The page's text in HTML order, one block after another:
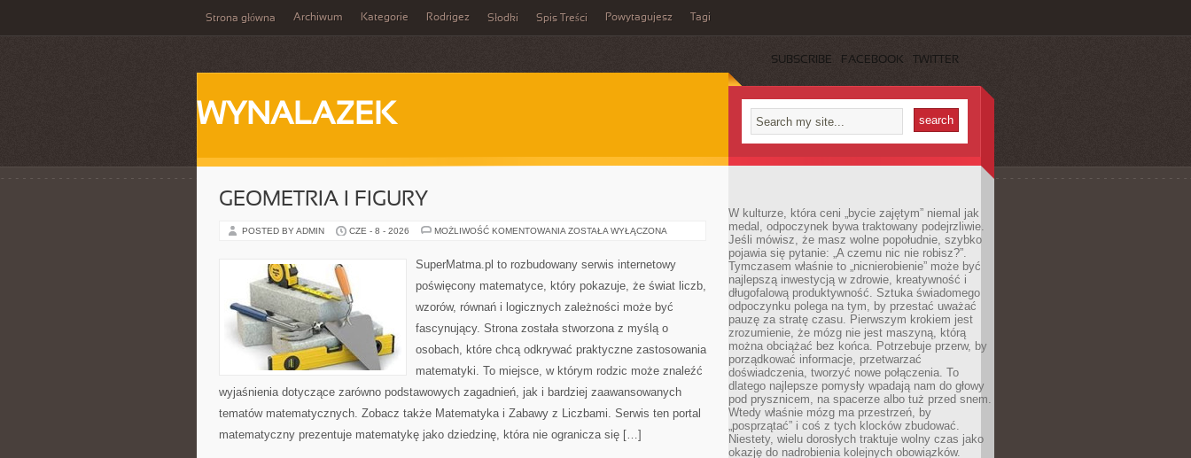
Strona główna Archiwum Kategorie Rodrigez Słodki Spis Treści Powytagujesz Tagi
SUBSCRIBE FACEBOOK TWITTER
WYNALAZEK
GEOMETRIA I FIGURY
POSTED BY ADMIN CZE - 8 - 2026 MOŻLIWOŚĆ KOMENTOWANIA GEOMETRIA
ZOSTAŁA WYŁĄCZONA
SuperMatma.pl to rozbudowany serwis internetowy
poświęcony matematyce, który pokazuje, że świat liczb,
wzorów, równań i logicznych zależności może być
fascynujący. Strona została stworzona z myślą o
osobach, które chcą odkrywać praktyczne zastosowania
matematyki. To miejsce, w którym rodzic może znaleźć
wyjaśnienia dotyczące zarówno podstawowych zagadnień, jak i bardziej zaawansowanych
tematów matematycznych. Zobacz także Matematyka i Zabawy z Liczbami. Serwis ten portal
matematyczny prezentuje matematykę jako dziedzinę, która nie ogranicza się […]
W kulturze, która ceni „bycie zajętym” niemal jak
medal, odpoczynek bywa traktowany podejrzliwie.
Jeśli mówisz, że masz wolne popołudnie, szybko
pojawia się pytanie: „A czemu nic nie robisz?”.
Tymczasem właśnie to „nicnierobienie” może być
najlepszą inwestycją w zdrowie, kreatywność i
długofalową produktywność. Sztuka świadomego
odpoczynku polega na tym, by przestać uważać
pauzę za stratę czasu. Pierwszym krokiem jest
zrozumienie, że mózg nie jest maszyną, którą
można obciążać bez końca. Potrzebuje przerw, by
porządkować informacje, przetwarzać
doświadczenia, tworzyć nowe połączenia. To
dlatego najlepsze pomysły wpadają nam do głowy
pod prysznicem, na spacerze albo tuż przed snem.
Wtedy właśnie mózg ma przestrzeń, by
„posprzątać” i coś z tych klocków zbudować.
Niestety, wielu dorosłych traktuje wolny czas jako
okazję do nadrobienia kolejnych obowiązków.